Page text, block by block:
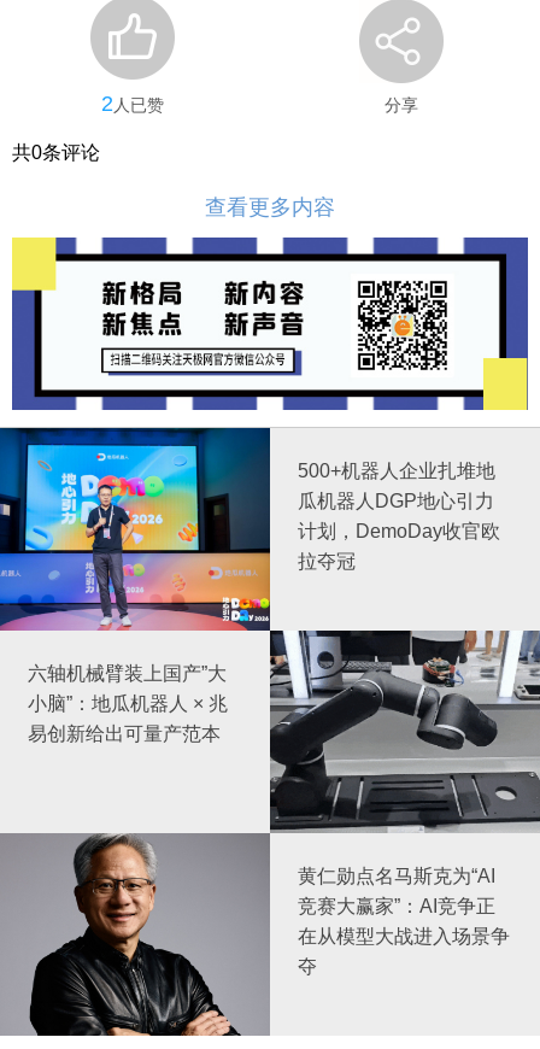
2 人已赞 分享
共0条评论
查看更多内容
500+机器人企业扎堆地
瓜机器人DGP地心引力
计划，DemoDay收官欧
拉夺冠
六轴机械臂装上国产”大
小脑”：地瓜机器人 × 兆
易创新给出可量产范本
黄仁勋点名马斯克为“AI
竞赛大赢家”：AI竞争正
在从模型大战进入场景争
夺